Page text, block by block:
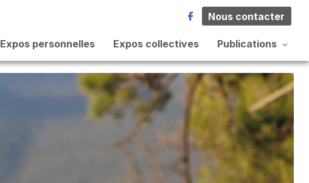
Expos personnelles Expos collectives Publications
Nous contacter